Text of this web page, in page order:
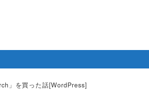
」を買った話[WordPress]